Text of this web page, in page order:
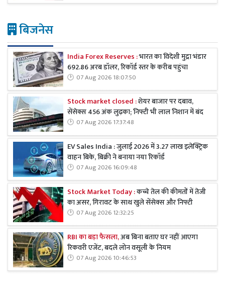
बिजनेस
India Forex Reserves :भारत का विदेशी मुद्रा भंडार
692.86 अरब डॉलर, रिकॉर्ड स्तर के करीब पहुंचा
07 Aug 2026 18:07:50
Stock market closed :शेयर बाजार पर दबाव,
सेंसेक्स 456 अंक लुढ़का; निफ्टी भी लाल निशान में बंद
07 Aug 2026 17:37:48
EV Sales India : जुलाई 2026 में 3.27 लाख इलेक्ट्रिक
वाहन बिके, बिक्री ने बनाया नया रिकॉर्ड
07 Aug 2026 16:09:48
Stock Market Today :कच्चे तेल की कीमतों में तेजी
का असर, गिरावट के साथ खुले सेंसेक्स और निफ्टी
07 Aug 2026 12:32:25
RBI का बड़ा फैसला,अब बिना बताए घर नहीं आएगा
रिकवरी एजेंट, बदले लोन वसूली के नियम
07 Aug 2026 10:46:53